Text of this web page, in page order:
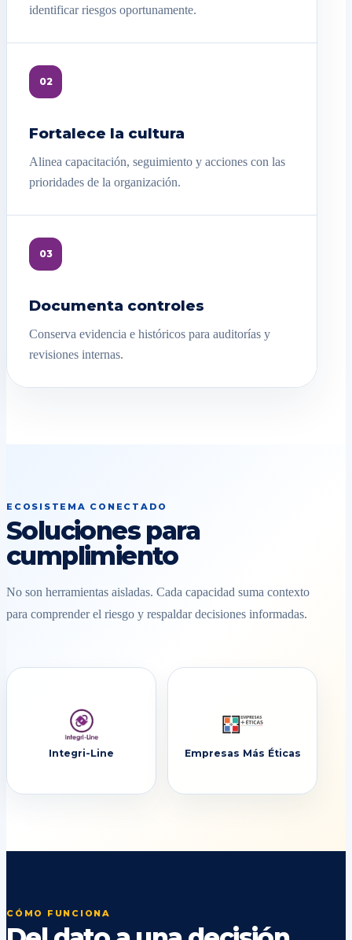
identificar riesgos oportunamente.
02
Fortalece la cultura
Alinea capacitación, seguimiento y acciones con las
prioridades de la organización.
03
Documenta controles
Conserva evidencia e históricos para auditorías y
revisiones internas.
ECOSISTEMA CONECTADO
Soluciones para
cumplimiento
No son herramientas aisladas. Cada capacidad suma contexto
para comprender el riesgo y respaldar decisiones informadas.
Integri-Line Empresas Más Éticas
CÓMO FUNCIONA